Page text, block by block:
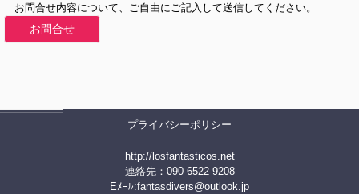
お問合せ内容について、ご自由にご記入して送信してください。
お問合せ
プライバシーポリシー
http://losfantasticos.net
連絡先：090-6522-9208
Eﾒｰﾙ:fantasdivers@outlook.jp